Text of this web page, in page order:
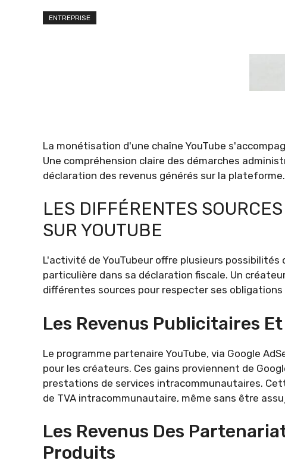
ENTREPRISE
La monétisation d'une chaîne YouTube
Une compréhension claire des démarches
déclaration des revenus générés sur la plateforme.
LES DIFFÉRENTES
SUR YOUTUBE
L'activité de YouTubeur offre plusieurs
particulière dans sa déclaration fiscale. Un
différentes sources pour respecter ses obligations
Les Revenus Publicitaires
Le programme partenaire YouTube, via Google
pour les créateurs. Ces gains proviennent de
prestations de services intracommunautaires.
de TVA intracommunautaire, même sans être
Les Revenus Des
Produits